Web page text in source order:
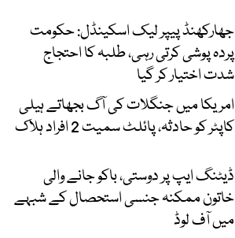
جھارکھنڈ پیپر لیک اسکینڈل: حکومت
پردہ پوشی کرتی رہی، طلبہ کا احتجاج
شدت اختیار کر گیا
امریکا میں جنگلات کی آگ بجھاتے ہیلی
کاپٹر کو حادثہ، پائلٹ سمیت 2 افراد ہلاک
ڈیٹنگ ایپ پر دوستی، باکو جانے والی
خاتون ممکنہ جنسی استحصال کے شبہے
میں آف لوڈ